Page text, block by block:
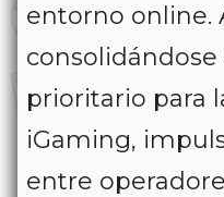
entorno online.
prioritario para
iGaming,
entre